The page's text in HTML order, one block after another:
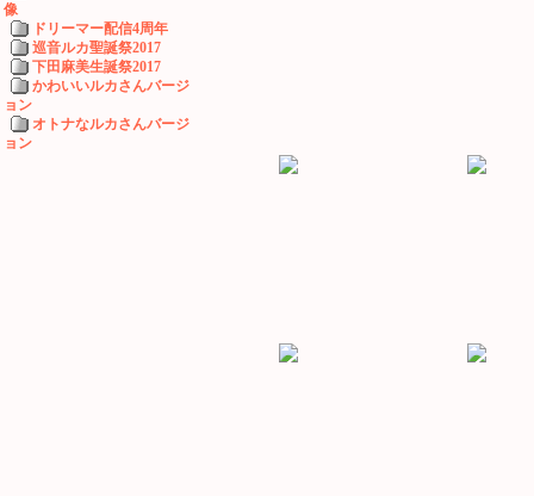
像
ドリーマー配信4周年
巡音ルカ聖誕祭2017
下田麻美生誕祭2017
かわいいルカさんバージ
ョン
オトナなルカさんバージ
ョン